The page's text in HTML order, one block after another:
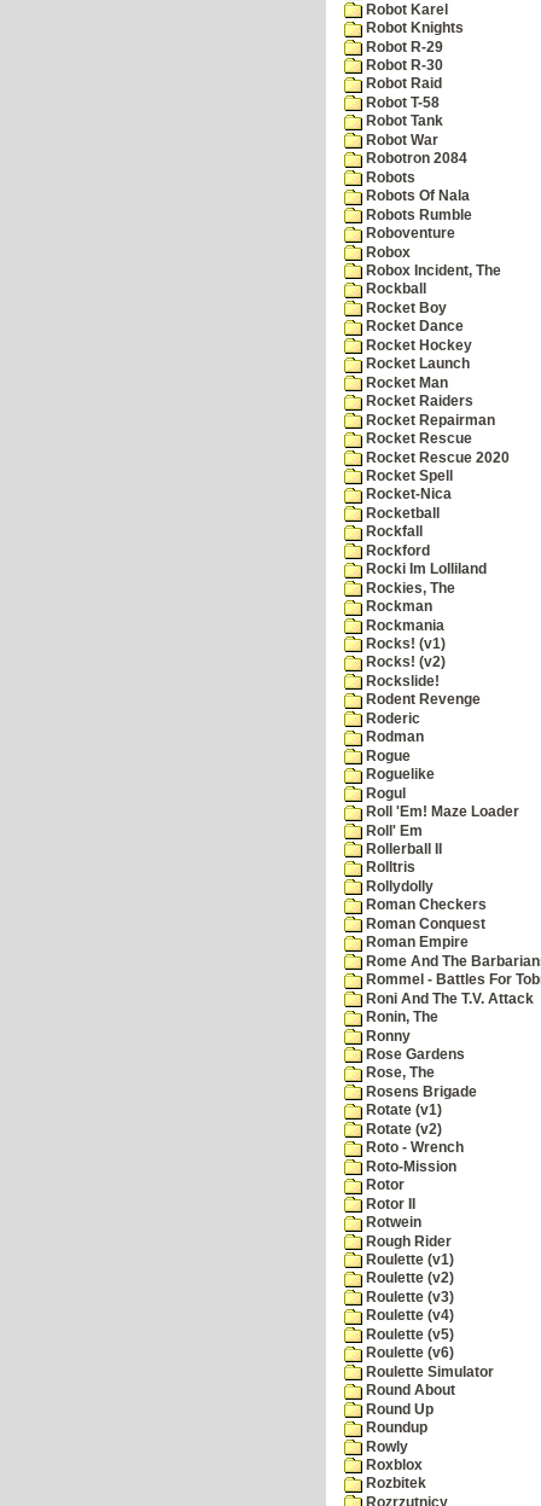
Robot Karel
Robot Knights
Robot R-29
Robot R-30
Robot Raid
Robot T-58
Robot Tank
Robot War
Robotron 2084
Robots
Robots Of Nala
Robots Rumble
Roboventure
Robox
Robox Incident, The
Rockball
Rocket Boy
Rocket Dance
Rocket Hockey
Rocket Launch
Rocket Man
Rocket Raiders
Rocket Repairman
Rocket Rescue
Rocket Rescue 2020
Rocket Spell
Rocket-Nica
Rocketball
Rockfall
Rockford
Rocki Im Lolliland
Rockies, The
Rockman
Rockmania
Rocks! (v1)
Rocks! (v2)
Rockslide!
Rodent Revenge
Roderic
Rodman
Rogue
Roguelike
Rogul
Roll 'Em! Maze Loader
Roll' Em
Rollerball II
Rolltris
Rollydolly
Roman Checkers
Roman Conquest
Roman Empire
Rome And The
Rommel - Battles For
Roni And The T.V. Attack
Ronin, The
Ronny
Rose Gardens
Rose, The
Rosens Brigade
Rotate (v1)
Rotate (v2)
Roto - Wrench
Roto-Mission
Rotor
Rotor II
Rotwein
Rough Rider
Roulette (v1)
Roulette (v2)
Roulette (v3)
Roulette (v4)
Roulette (v5)
Roulette (v6)
Roulette Simulator
Round About
Round Up
Roundup
Rowly
Roxblox
Rozbitek
Rozrzutnicy